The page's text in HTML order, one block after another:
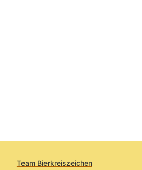
Team Bierkreiszeichen